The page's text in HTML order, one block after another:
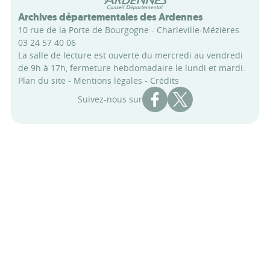
Archives départementales des Ardennes
10 rue de la Porte de Bourgogne - Charleville-Mézières
03 24 57 40 06
La salle de lecture est ouverte du mercredi au vendredi
de 9h à 17h, fermeture hebdomadaire le lundi et mardi.
Plan du site - Mentions légales - Crédits
Suivez-nous sur
Compte Facebook des
Compte X des